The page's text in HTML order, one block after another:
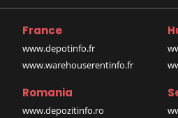
France
www.depotinfo.fr
www.warehouserentinfo.fr
Romania
www.depozitinfo.ro